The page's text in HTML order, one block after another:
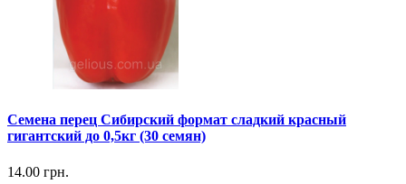
Семена перец Сибирский формат сладкий красный
гигантский до 0,5кг (30 семян)
14.00 грн.